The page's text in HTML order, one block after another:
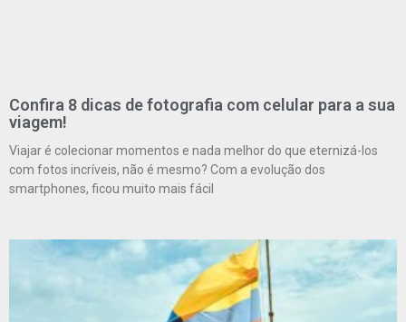
Confira 8 dicas de fotografia com celular para a sua
viagem!
Viajar é colecionar momentos e nada melhor do que eternizá-los
com fotos incríveis, não é mesmo? Com a evolução dos
smartphones, ficou muito mais fácil